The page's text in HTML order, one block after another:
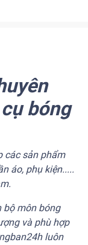
bóng
các sản phẩm
áo, phụ kiện.....
bộ môn bóng
và phù hợp
luôn